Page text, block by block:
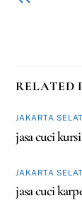
RELATED
JAKARTA
jasa cuci
JAKARTA
jasa cuci